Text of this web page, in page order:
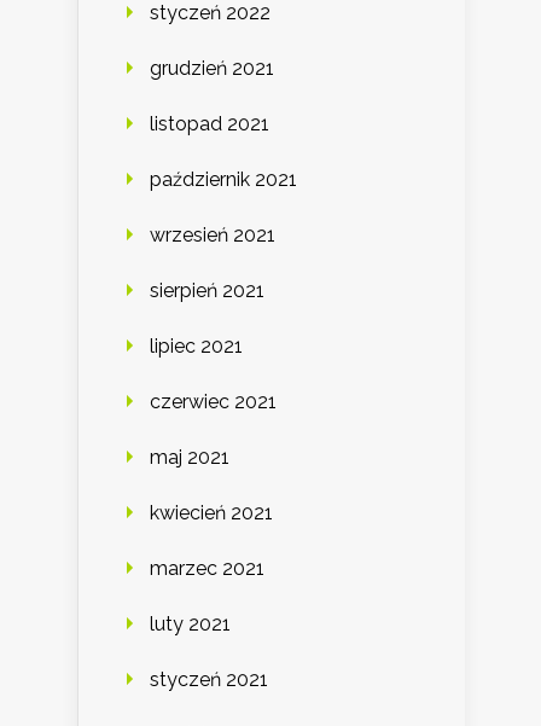
styczeń 2022
grudzień 2021
listopad 2021
październik 2021
wrzesień 2021
sierpień 2021
lipiec 2021
czerwiec 2021
maj 2021
kwiecień 2021
marzec 2021
luty 2021
styczeń 2021